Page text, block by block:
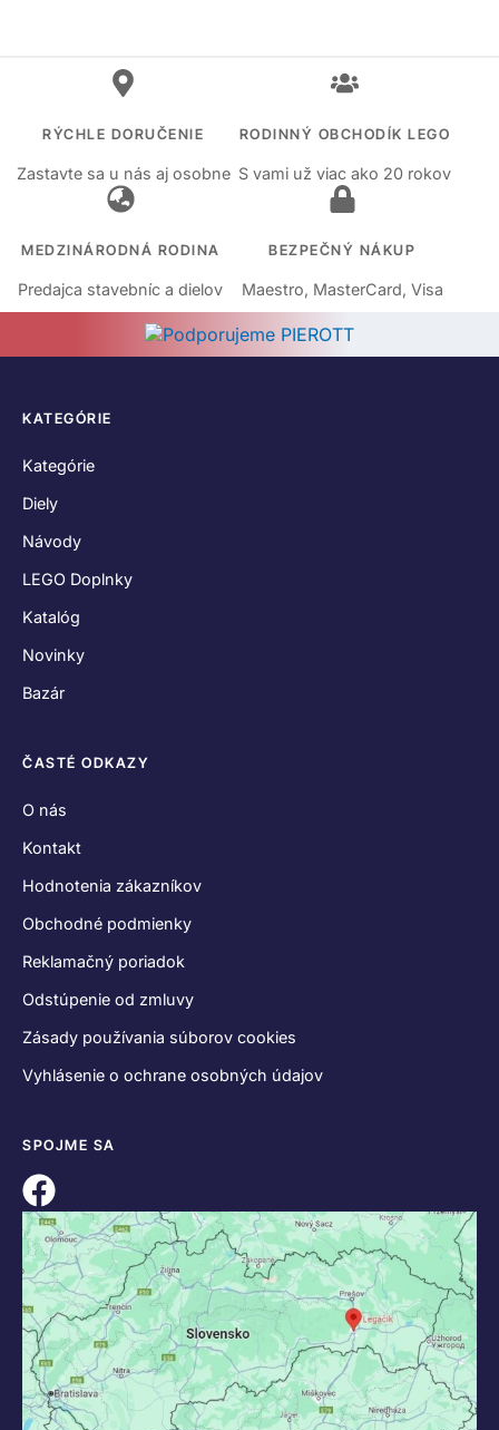
RÝCHLE DORUČENIE
Zastavte sa u nás aj osobne
RODINNÝ OBCHODÍK LEGO
S vami už viac ako 20 rokov
MEDZINÁRODNÁ RODINA
Predajca stavebníc a dielov
BEZPEČNÝ NÁKUP
Maestro, MasterCard, Visa
KATEGÓRIE
Kategórie
Diely
Návody
LEGO Doplnky
Katalóg
Novinky
Bazár
ČASTÉ ODKAZY
O nás
Kontakt
Hodnotenia zákazníkov
Obchodné podmienky
Reklamačný poriadok
Odstúpenie od zmluvy
Zásady používania súborov cookies
Vyhlásenie o ochrane osobných údajov
SPOJME SA